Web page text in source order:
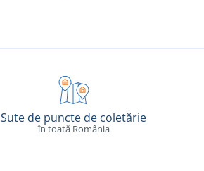
Sute de puncte de coletărie
în toată România